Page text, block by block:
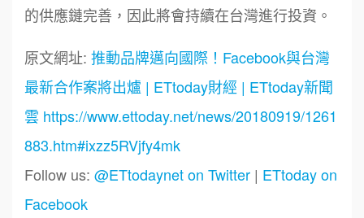
的供應鏈完善，因此將會持續在台灣進行投資。
原文網址: 推動品牌邁向國際！Facebook與台灣
最新合作案將出爐 | ETtoday財經 | ETtoday新聞
雲 https://www.ettoday.net/news/20180919/1261
883.htm#ixzz5RVjfy4mk
Follow us: @ETtodaynet on Twitter | ETtoday on
Facebook